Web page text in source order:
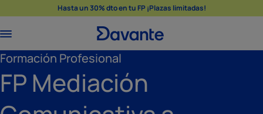
Hasta un 30% dto en tu FP ¡Plazas limitadas!
Formación Profesional
FP Mediación